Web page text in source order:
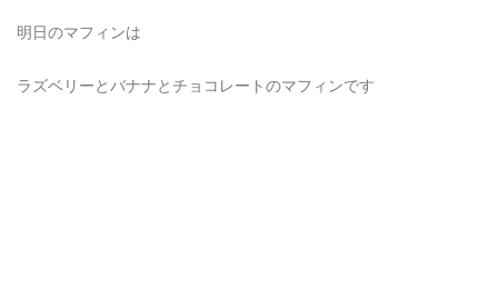
明日のマフィンは
ラズベリーとバナナとチョコレートのマフィンです